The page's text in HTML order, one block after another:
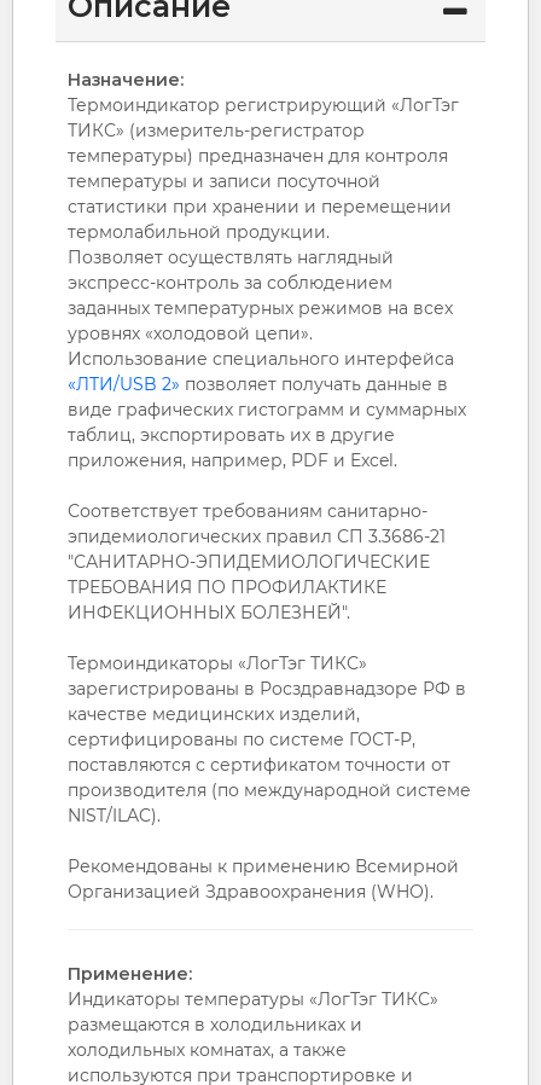
Назначение:
Термоиндикатор регистрирующий «ЛогТэг
ТИКС» (измеритель-регистратор
температуры) предназначен для контроля
температуры и записи посуточной
статистики при хранении и перемещении
термолабильной продукции.
Позволяет осуществлять наглядный
экспресс-контроль за соблюдением
заданных температурных режимов на всех
уровнях «холодовой цепи».
Использование специального интерфейса
«ЛТИ/USB 2» позволяет получать данные в
виде графических гистограмм и суммарных
таблиц, экспортировать их в другие
приложения, например, PDF и Excel.
Соответствует требованиям санитарно-
эпидемиологических правил СП 3.3686-21
"САНИТАРНО-ЭПИДЕМИОЛОГИЧЕСКИЕ
ТРЕБОВАНИЯ ПО ПРОФИЛАКТИКЕ
ИНФЕКЦИОННЫХ БОЛЕЗНЕЙ".
Термоиндикаторы «ЛогТэг ТИКС»
зарегистрированы в Росздравнадзоре РФ в
качестве медицинских изделий,
сертифицированы по системе ГОСТ-Р,
поставляются с сертификатом точности от
производителя (по международной системе
NIST/ILAC).
Рекомендованы к применению Всемирной
Организацией Здравоохранения (WHО).
Применение:
Индикаторы температуры «ЛогТэг ТИКС»
размещаются в холодильниках и
холодильных комнатах, а также
используются при транспортировке и